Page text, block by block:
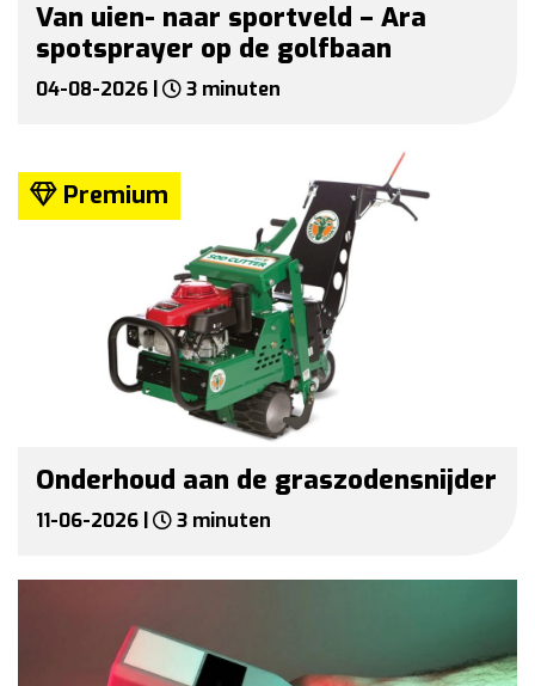
Van uien- naar sportveld – Ara
spotsprayer op de golfbaan
04-08-2026 | 3 minuten
Premium
Onderhoud aan de graszodensnijder
11-06-2026 | 3 minuten